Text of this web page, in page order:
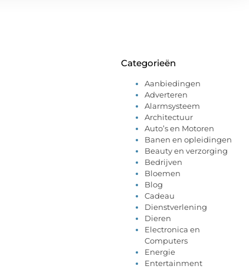
Categorieën
Aanbiedingen
Adverteren
Alarmsysteem
Architectuur
Auto’s en Motoren
Banen en opleidingen
Beauty en verzorging
Bedrijven
Bloemen
Blog
Cadeau
Dienstverlening
Dieren
Electronica en
Computers
Energie
Entertainment